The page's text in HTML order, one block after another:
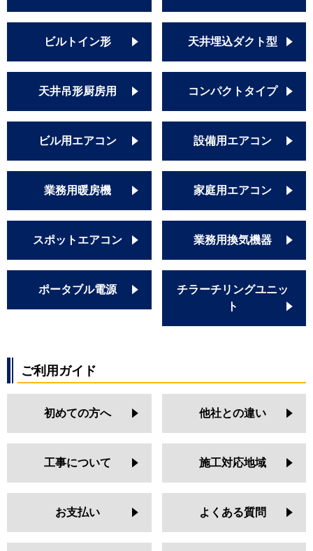
ビルトイン形 天井埋込ダクト型
天井吊形厨房用 コンパクトタイプ
ビル用エアコン 設備用エアコン
業務用暖房機 家庭用エアコン
スポットエアコン 業務用換気機器
ポータブル電源
チラーチリングユニッ
ト
ご利用ガイド
初めての方へ 他社との違い
工事について 施工対応地域
お支払い よくある質問